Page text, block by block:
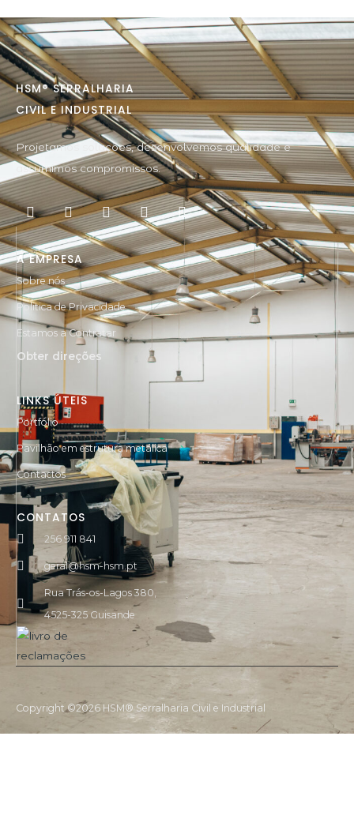
HSM® SERRALHARIA
CIVIL E INDUSTRIAL
Projetamos soluções, desenvolvemos qualidade e
assumimos compromissos.
A EMPRESA
Sobre nós
Politica de Privacidade
Estamos a Contratar
Obter direções
LINKS ÚTEIS
Portfólio
Pavilhão em estrutura metálica
Contactos
CONTATOS
256 911 841
geral@hsm-hsm.pt
Rua Trás-os-Lagos 380,
4525-325 Guisande
Copyright ©2026 HSM® Serralharia Civil e Industrial